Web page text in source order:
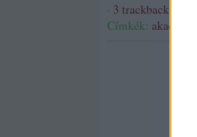
· 3 trackback
Címkék: akadémia